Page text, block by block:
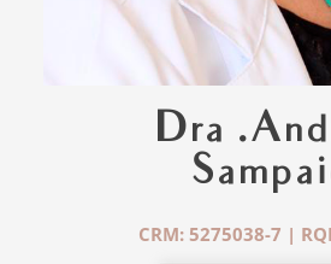
Dra
CRM: 5275038-7 |